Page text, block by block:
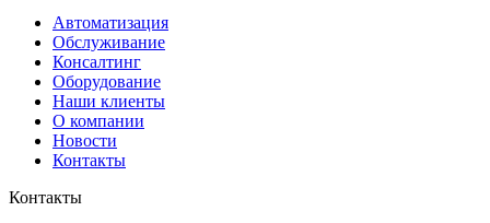
Автоматизация
Обслуживание
Консалтинг
Оборудование
Наши клиенты
О компании
Новости
Контакты
Контакты